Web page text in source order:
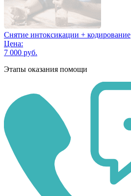
Снятие интоксикации + кодирование
Цена:
7 000 руб.
Этапы оказания помощи